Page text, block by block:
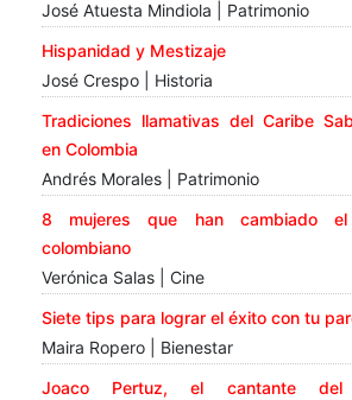
José Atuesta Mindiola | Patrimonio
Hispanidad y Mestizaje
José Crespo | Historia
Tradiciones llamativas del Caribe
en Colombia
Andrés Morales | Patrimonio
8 mujeres que han cambiado el
colombiano
Verónica Salas | Cine
Siete tips para lograr el éxito con tu
Maira Ropero | Bienestar
Joaco Pertuz, el cantante del